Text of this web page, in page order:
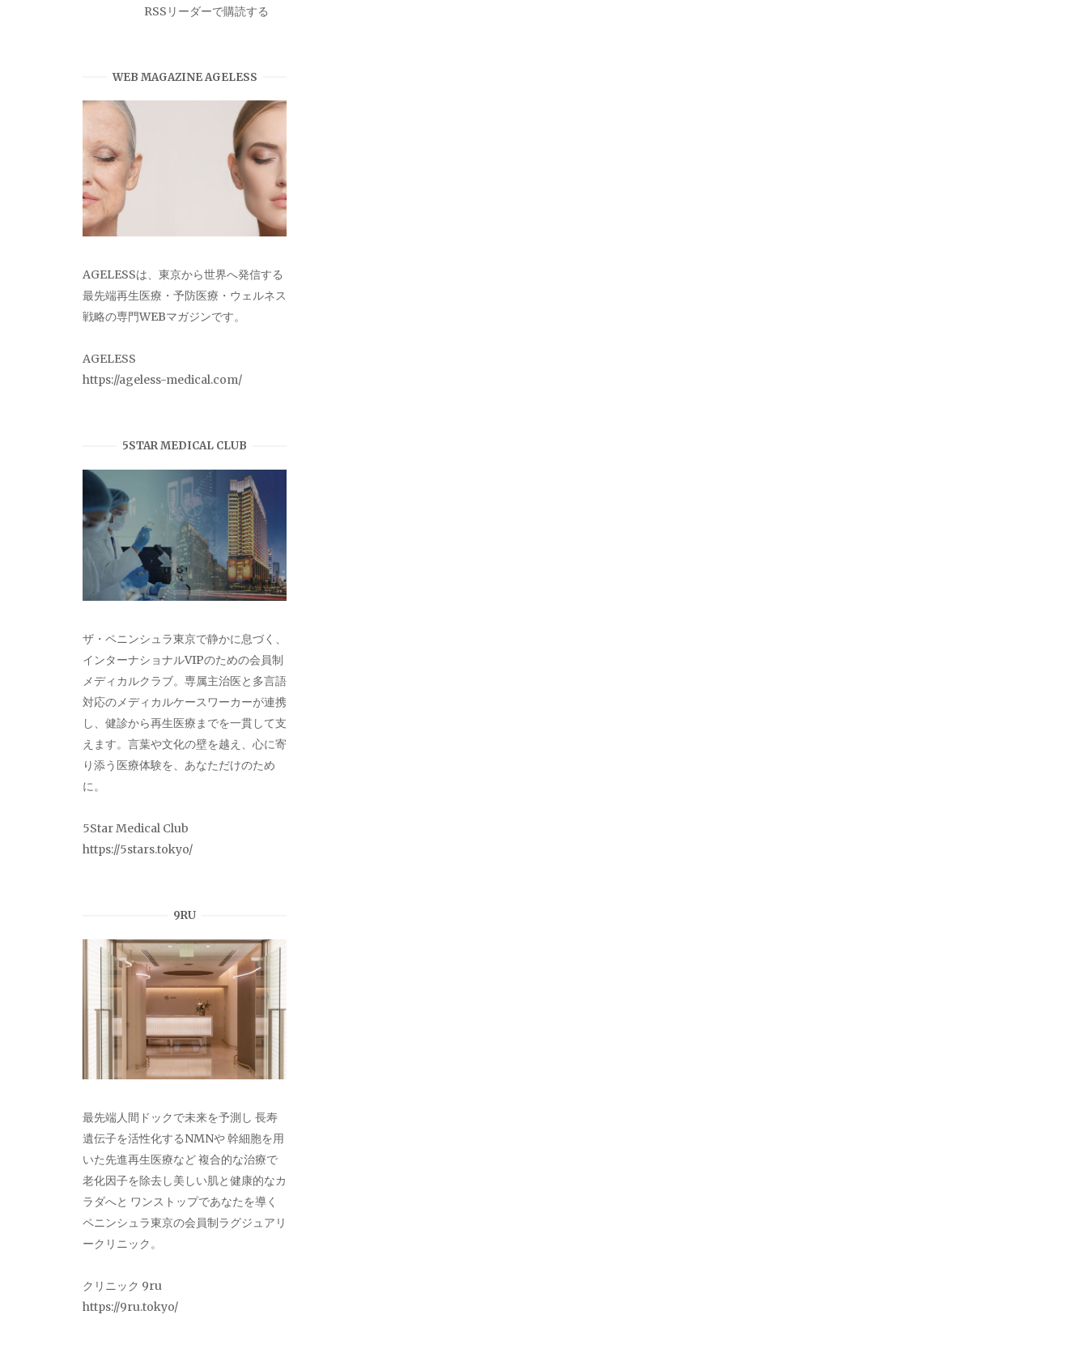
RSSリーダーで購読する
WEB MAGAZINE AGELESS
AGELESSは、東京から世界へ発信する
最先端再生医療・予防医療・ウェルネス
戦略の専門WEBマガジンです。
AGELESS
https://ageless-medical.com/
5STAR MEDICAL CLUB
ザ・ペニンシュラ東京で静かに息づく、
インターナショナルVIPのための会員制
メディカルクラブ。専属主治医と多言語
対応のメディカルケースワーカーが連携
し、健診から再生医療までを一貫して支
えます。言葉や文化の壁を越え、心に寄
り添う医療体験を、あなただけのため
に。
5Star Medical Club
https://5stars.tokyo/
9RU
最先端人間ドックで未来を予測し 長寿
遺伝子を活性化するNMNや 幹細胞を用
いた先進再生医療など 複合的な治療で
老化因子を除去し美しい肌と健康的なカ
ラダへと ワンストップであなたを導く
ペニンシュラ東京の会員制ラグジュアリ
ークリニック。
クリニック 9ru
https://9ru.tokyo/